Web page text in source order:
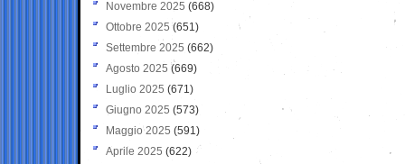
Novembre 2025 (668)
Ottobre 2025 (651)
Settembre 2025 (662)
Agosto 2025 (669)
Luglio 2025 (671)
Giugno 2025 (573)
Maggio 2025 (591)
Aprile 2025 (622)